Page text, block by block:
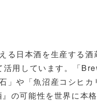
日本酒を生産する
用しています。「
や「魚沼産コシヒカ
の可能性を世界に本